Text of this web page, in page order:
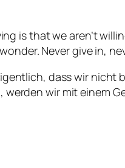
is that we aren’t
Never give in,
dass wir nicht
wir mit einem